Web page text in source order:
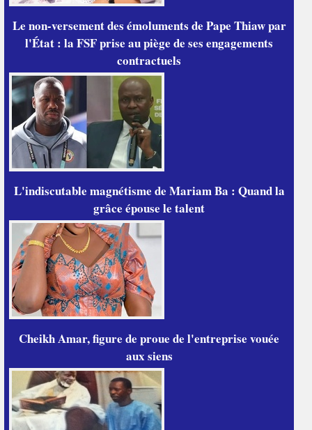
Le non-versement des émoluments de Pape Thiaw par
l'État : la FSF prise au piège de ses engagements
contractuels
L'indiscutable magnétisme de Mariam Ba : Quand la
grâce épouse le talent
Cheikh Amar, figure de proue de l'entreprise vouée
aux siens